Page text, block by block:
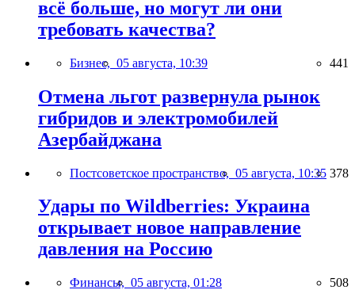
всё больше, но могут ли они
требовать качества?
Бизнес, 05 августа, 10:39 441
Отмена льгот развернула рынок
гибридов и электромобилей
Азербайджана
Постсоветское пространство, 05 августа, 10:35 378
Удары по Wildberries: Украина
открывает новое направление
давления на Россию
Финансы, 05 августа, 01:28 508